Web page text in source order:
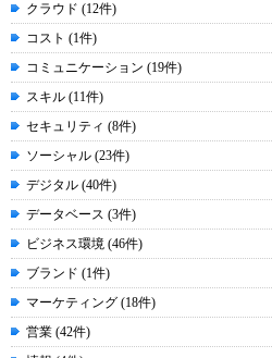
クラウド (12件)
コスト (1件)
コミュニケーション (19件)
スキル (11件)
セキュリティ (8件)
ソーシャル (23件)
デジタル (40件)
データベース (3件)
ビジネス環境 (46件)
ブランド (1件)
マーケティング (18件)
営業 (42件)